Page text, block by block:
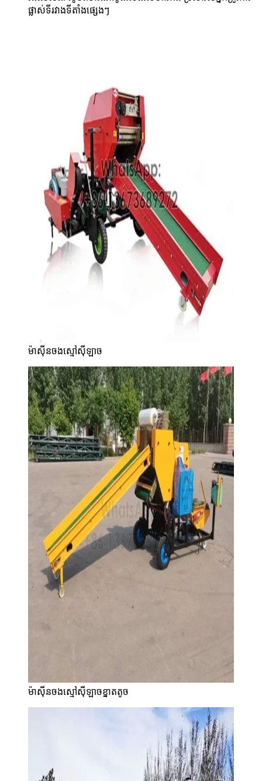
ផ្លាស់ទីរវាងទីតាំងផ្សេងៗ
ម៉ាស៊ីនចងស្មៅស៊ីឡាច
ម៉ាស៊ីនចងស្មៅស៊ីឡាចខ្នាតតូច